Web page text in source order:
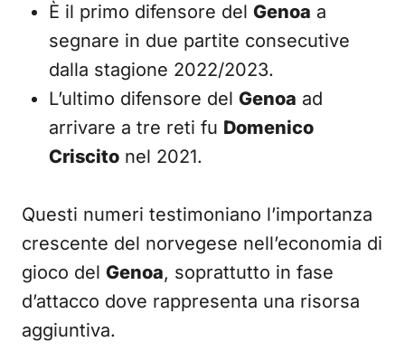
È il primo difensore del Genoa a
segnare in due partite consecutive
dalla stagione 2022/2023.
L’ultimo difensore del Genoa ad
arrivare a tre reti fu Domenico
Criscito nel 2021.
Questi numeri testimoniano l’importanza
crescente del norvegese nell’economia di
gioco del Genoa, soprattutto in fase
d’attacco dove rappresenta una risorsa
aggiuntiva.